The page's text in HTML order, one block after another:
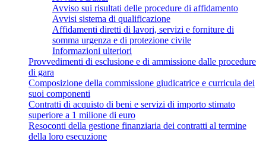
Avviso sui risultati delle procedure di affidamento
Avvisi sistema di qualificazione
Affidamenti diretti di lavori, servizi e forniture di
somma urgenza e di protezione civile
Informazioni ulteriori
Provvedimenti di esclusione e di ammissione dalle procedure
di gara
Composizione della commissione giudicatrice e curricula dei
suoi componenti
Contratti di acquisto di beni e servizi di importo stimato
superiore a 1 milione di euro
Resoconti della gestione finanziaria dei contratti al termine
della loro esecuzione